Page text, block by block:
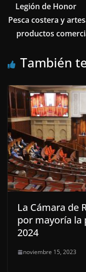
Legión de Honor
Pesca costera y
productos
También
La Cámara de
por mayoría la
2024
noviembre 15, 2023